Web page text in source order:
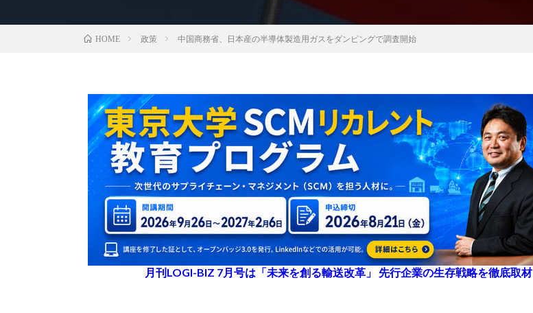
HOME 政策 中国商務省、日本産の半導体製造用ガスをダンピングで調査開始
月刊LOGI-BIZ 7月号は「未来を創る輸送改革」 先行企業の生存戦略を徹底取材